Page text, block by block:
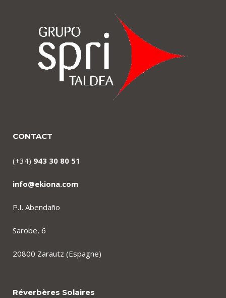
CONTACT
(+34) 943 30 80 51
info@ekiona.com
P.I. Abendaño
Sarobe, 6
20800 Zarautz (Espagne)
Réverbères Solaires